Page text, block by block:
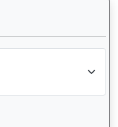
師統計分析：查看各騎